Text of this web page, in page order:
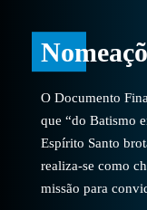
O Documento
que “do Batismo
Espírito Santo
realiza-se como
missão para